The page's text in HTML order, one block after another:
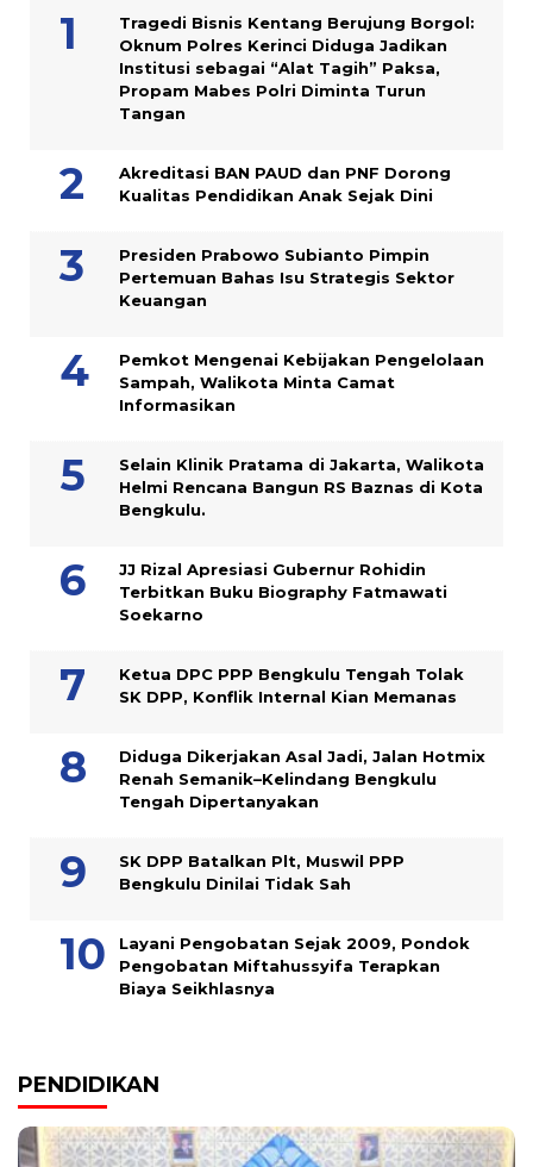
Tragedi Bisnis Kentang Berujung Borgol:
Oknum Polres Kerinci Diduga Jadikan
Institusi sebagai “Alat Tagih” Paksa,
Propam Mabes Polri Diminta Turun
Tangan
Akreditasi BAN PAUD dan PNF Dorong
Kualitas Pendidikan Anak Sejak Dini
Presiden Prabowo Subianto Pimpin
Pertemuan Bahas Isu Strategis Sektor
Keuangan
Pemkot Mengenai Kebijakan Pengelolaan
Sampah, Walikota Minta Camat
Informasikan
Selain Klinik Pratama di Jakarta, Walikota
Helmi Rencana Bangun RS Baznas di Kota
Bengkulu.
JJ Rizal Apresiasi Gubernur Rohidin
Terbitkan Buku Biography Fatmawati
Soekarno
Ketua DPC PPP Bengkulu Tengah Tolak
SK DPP, Konflik Internal Kian Memanas
Diduga Dikerjakan Asal Jadi, Jalan Hotmix
Renah Semanik–Kelindang Bengkulu
Tengah Dipertanyakan
SK DPP Batalkan Plt, Muswil PPP
Bengkulu Dinilai Tidak Sah
Layani Pengobatan Sejak 2009, Pondok
Pengobatan Miftahussyifa Terapkan
Biaya Seikhlasnya
PENDIDIKAN